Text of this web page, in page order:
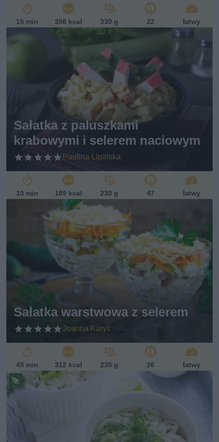
15 min 356 kcal 330 g 22 łatwy
Sałatka z paluszkami
krabowymi i selerem naciowym
Paulina Lipińska
10 min 189 kcal 230 g 47 łatwy
Sałatka warstwowa z selerem
Joanna Karyś
45 min 312 kcal 235 g 26 łatwy
Pr